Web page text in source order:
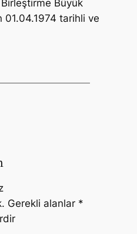
Birleştirme Büyük
01.04.1974 tarihli ve
Gerekli alanlar *